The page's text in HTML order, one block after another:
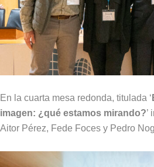
En la cuarta mesa redonda, titulada ‘
imagen: ¿qué estamos mirando?’
Aitor Pérez, Fede Foces y Pedro